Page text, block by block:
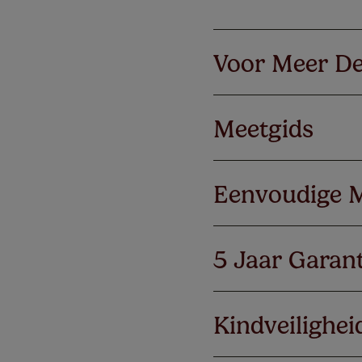
Voor Meer
Meetgids
Eenvoudige
5 Jaar